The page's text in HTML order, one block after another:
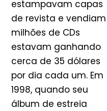
estampavam capas
de revista e vendiam
milhões de CDs
estavam ganhando
cerca de 35 dólares
por dia cada um. Em
1998, quando seu
álbum de estreia